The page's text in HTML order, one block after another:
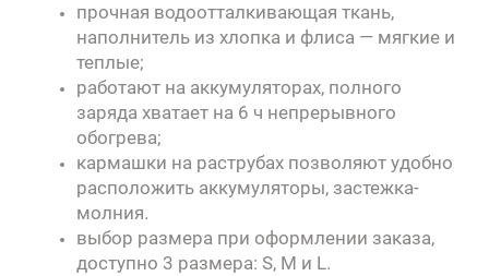
прочная водоотталкивающая ткань,
наполнитель из хлопка и флиса — мягкие и
теплые;
работают на аккумуляторах, полного
заряда хватает на 6 ч непрерывного
обогрева;
кармашки на раструбах позволяют удобно
расположить аккумуляторы, застежка-
молния.
выбор размера при оформлении заказа,
доступно 3 размера: S, M и L.